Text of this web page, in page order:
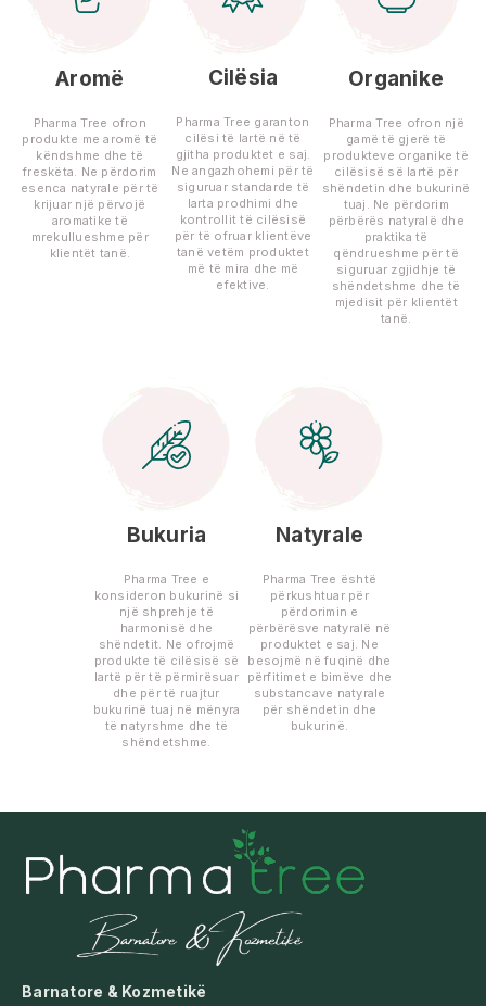
Aromë
Pharma Tree ofron
produkte me aromë të
këndshme dhe të
freskëta. Ne përdorim
esenca natyrale për të
krijuar një përvojë
aromatike të
mrekullueshme për
klientët tanë.
Cilësia
Pharma Tree garanton
cilësi të lartë në të
gjitha produktet e saj.
Ne angazhohemi për të
siguruar standarde të
larta prodhimi dhe
kontrollit të cilësisë
për të ofruar klientëve
tanë vetëm produktet
më të mira dhe më
efektive.
Organike
Pharma Tree ofron një
gamë të gjerë të
produkteve organike të
cilësisë së lartë për
shëndetin dhe bukurinë
tuaj. Ne përdorim
përbërës natyralë dhe
praktika të
qëndrueshme për të
siguruar zgjidhje të
shëndetshme dhe të
mjedisit për klientët
tanë.
Bukuria
Pharma Tree e
konsideron bukurinë si
një shprehje të
harmonisë dhe
shëndetit. Ne ofrojmë
produkte të cilësisë së
lartë për të përmirësuar
dhe për të ruajtur
bukurinë tuaj në mënyra
të natyrshme dhe të
shëndetshme.
Natyrale
Pharma Tree është
përkushtuar për
përdorimin e
përbërësve natyralë në
produktet e saj. Ne
besojmë në fuqinë dhe
përfitimet e bimëve dhe
substancave natyrale
për shëndetin dhe
bukurinë.
Barnatore & Kozmetikë